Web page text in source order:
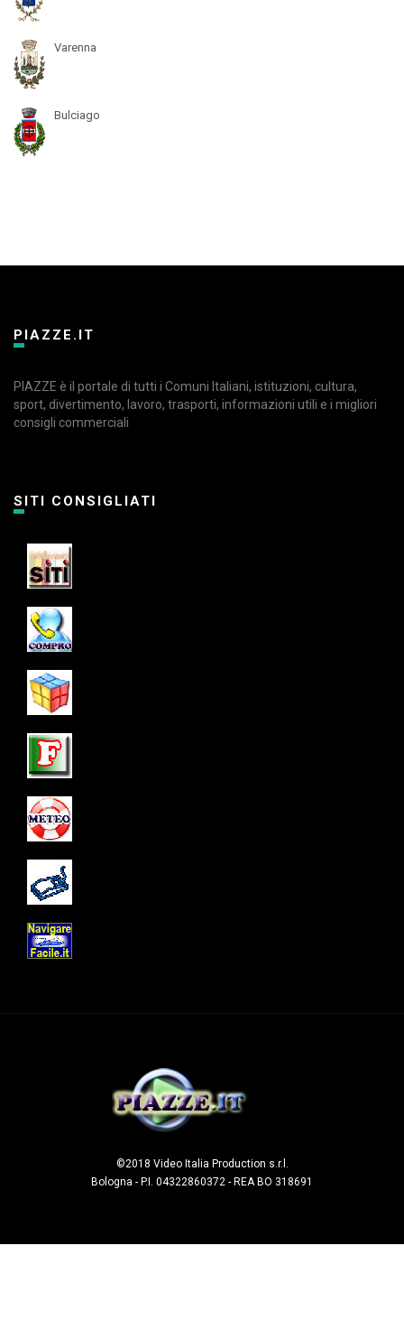
Varenna
Bulciago
PIAZZE.IT
PIAZZE è il portale di tutti i Comuni Italiani, istituzioni, cultura,
sport, divertimento, lavoro, trasporti, informazioni utili e i migliori
consigli commerciali
SITI CONSIGLIATI
©2018 Video Italia Production s.r.l.
Bologna - P.I. 04322860372 - REA BO 318691